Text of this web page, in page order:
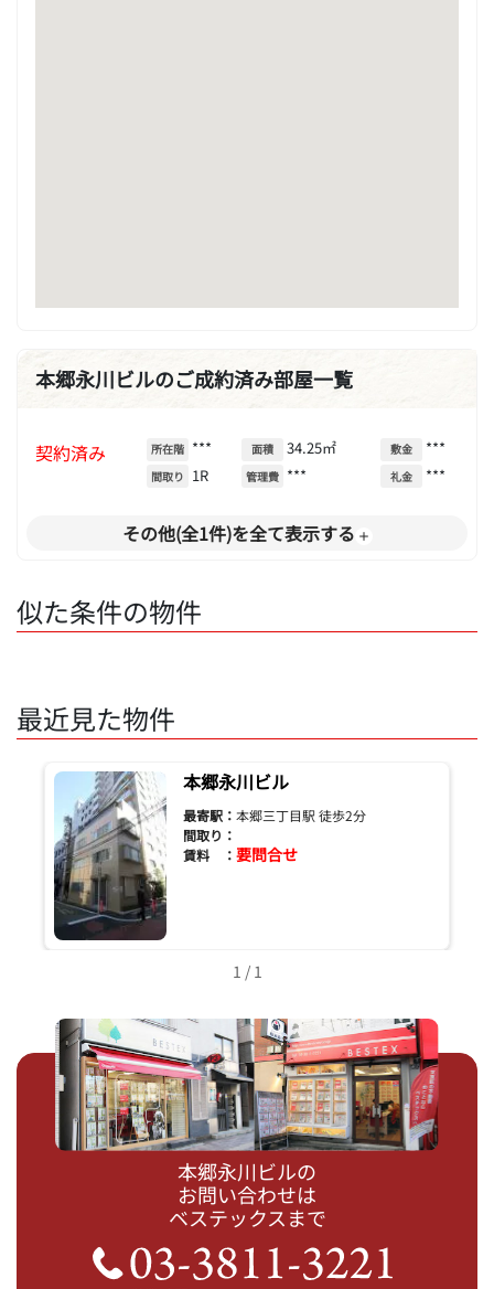
本郷永川ビルのご成約済み部屋一覧
契約済み 所在階 ***
間取り 1R
面積 34.25㎡
管理費 ***
敷金 ***
礼金 ***
その他(全1件)を全て表示する
似た条件の物件
最近見た物件
本郷永川ビル
最寄駅： 本郷三丁目駅 徒歩2分
間取り：
賃料 ： 要問合せ
1 / 1
本郷永川ビルの
お問い合わせは
ベステックスまで